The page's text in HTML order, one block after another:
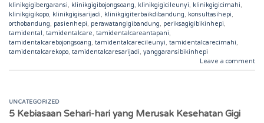
klinikgigibergaransi, klinikgigibojongsoang, klinikgigicileunyi, klinikgigicimahi,
klinikgigikopo, klinikgigisarijadi, klinikgigiterbaikdibandung, konsultasihepi,
orthobandung, pasienhepi, perawatangigibandung, periksagigibikinhepi,
tamidental, tamidentalcare, tamidentalcareantapani,
tamidentalcarebojongsoang, tamidentalcarecileunyi, tamidentalcarecimahi,
tamidentalcarekopo, tamidentalcaresarijadi, yanggaransibikinhepi
Leave a comment
UNCATEGORIZED
5 Kebiasaan Sehari-hari yang Merusak Kesehatan Gigi